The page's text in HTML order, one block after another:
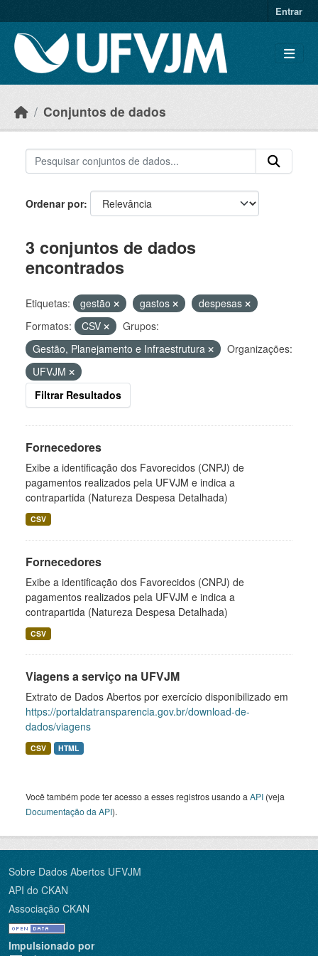
Entrar
Conjuntos de dados
Ordenar por
3 conjuntos de dados
encontrados
Etiquetas: gestão gastos
despesas
Formatos:
CSV
Grupos:
Gestão, Planejamento e Infraestrutura
Organizações:
UFVJM
Filtrar Resultados
Fornecedores
Exibe a identificação dos Favorecidos (CNPJ) de
pagamentos realizados pela UFVJM e indica a
contrapartida (Natureza Despesa Detalhada)
CSV
Fornecedores
Exibe a identificação dos Favorecidos (CNPJ) de
pagamentos realizados pela UFVJM e indica a
contrapartida (Natureza Despesa Detalhada)
CSV
Viagens a serviço na UFVJM
Extrato de Dados Abertos por exercício disponibilizado em
https://portaldatransparencia.gov.br/download-de-
dados/viagens
CSV HTML
Você também pode ter acesso a esses registros usando a API (veja
Documentação da API).
Sobre Dados Abertos UFVJM
API do CKAN
Associação CKAN
Impulsionado por